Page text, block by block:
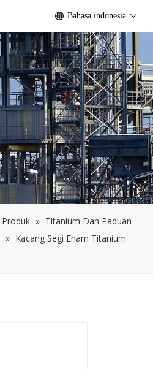
Bahasa indonesia
Produk » Titanium Dan Paduan
» Kacang Segi Enam Titanium